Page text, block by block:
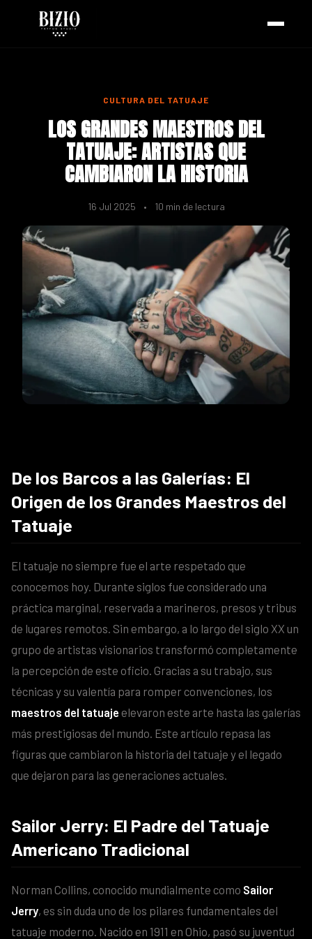
CULTURA DEL TATUAJE
LOS GRANDES MAESTROS DEL
TATUAJE: ARTISTAS QUE
CAMBIARON LA HISTORIA
16 Jul 2025 • 10 min de lectura
De los Barcos a las Galerías: El
Origen de los Grandes Maestros del
Tatuaje
El tatuaje no siempre fue el arte respetado que
conocemos hoy. Durante siglos fue considerado una
práctica marginal, reservada a marineros, presos y tribus
de lugares remotos. Sin embargo, a lo largo del siglo XX un
grupo de artistas visionarios transformó completamente
la percepción de este oficio. Gracias a su trabajo, sus
técnicas y su valentía para romper convenciones, los
maestros del tatuaje elevaron este arte hasta las galerías
más prestigiosas del mundo. Este artículo repasa las
figuras que cambiaron la historia del tatuaje y el legado
que dejaron para las generaciones actuales.
Sailor Jerry: El Padre del Tatuaje
Americano Tradicional
Norman Collins, conocido mundialmente como Sailor
Jerry, es sin duda uno de los pilares fundamentales del
tatuaje moderno. Nacido en 1911 en Ohio, pasó su juventud